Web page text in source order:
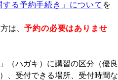
する予約手続き」について を
は、予約の必要はありませ
（ハガキ）に講習の区分（優良
、受付できる場所、受付時間な